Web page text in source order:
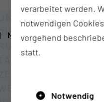
NEUIGKEITEN
verarbeitet werden.
notwendigen
vorgehend
statt.
Notwendig